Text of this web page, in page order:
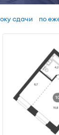
сдачи по